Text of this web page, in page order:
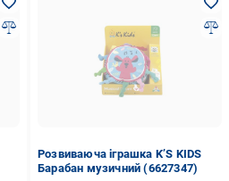
Розвиваюча іграшка K’S KIDS
Барабан музичний (6627347)